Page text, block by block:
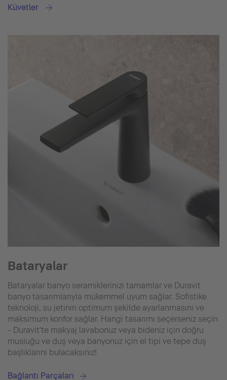
Küvetler
Bataryalar
Bataryalar banyo seramiklerinizi tamamlar ve Duravit
banyo tasarımlarıyla mükemmel uyum sağlar. Sofistike
teknoloji, su jetinin optimum şekilde ayarlanmasını ve
maksimum konfor sağlar. Hangi tasarımı seçerseniz seçin
- Duravit'te makyaj lavabonuz veya bideniz için doğru
musluğu ve duş veya banyonuz için el tipi ve tepe duş
başlıklarını bulacaksınız!
Bağlantı Parçaları